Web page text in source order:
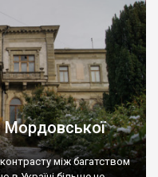
між багатством